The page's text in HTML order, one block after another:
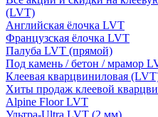
(LVT)
Английская ёлочка LVT
Французская ёлочка LVT
Палуба LVT (прямой)
Под камень / бетон / мрамор
Клеевая кварцвиниловая
Хиты продаж клеевой
Alpine Floor LVT
Ультра-Ultra LVT (2 мм)